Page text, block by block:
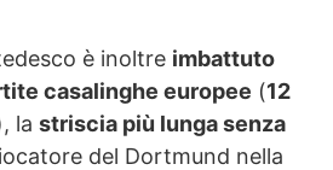
è inoltre imbattuto
casalinghe europee (12
la striscia più lunga senza
del Dortmund nella